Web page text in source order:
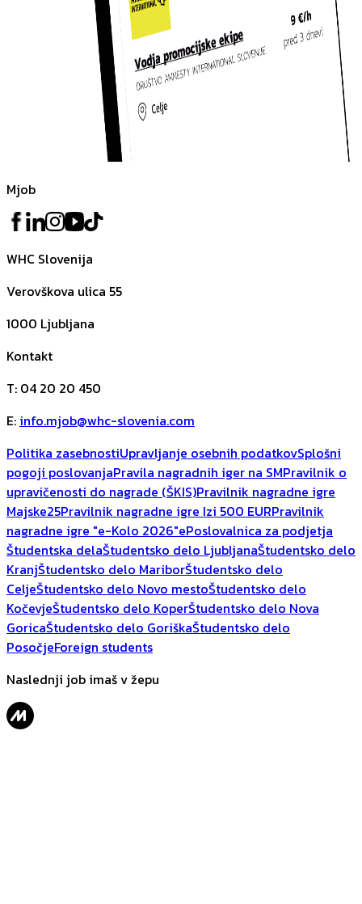
Mjob
WHC Slovenija
Verovškova ulica 55
1000 Ljubljana
Kontakt
T: 04 20 20 450
E: info.mjob@whc-slovenia.com
Politika zasebnostiUpravljanje osebnih podatkovSplošni
pogoji poslovanjaPravila nagradnih iger na SMPravilnik o
upravičenosti do nagrade (ŠKIS)Pravilnik nagradne igre
Majske25Pravilnik nagradne igre Izi 500 EURPravilnik
nagradne igre "e-Kolo 2026"ePoslovalnica za podjetja
Študentska delaŠtudentsko delo LjubljanaŠtudentsko delo
KranjŠtudentsko delo MariborŠtudentsko delo
CeljeŠtudentsko delo Novo mestoŠtudentsko delo
KočevjeŠtudentsko delo KoperŠtudentsko delo Nova
GoricaŠtudentsko delo GoriškaŠtudentsko delo
PosočjeForeign students
Naslednji job imaš v žepu